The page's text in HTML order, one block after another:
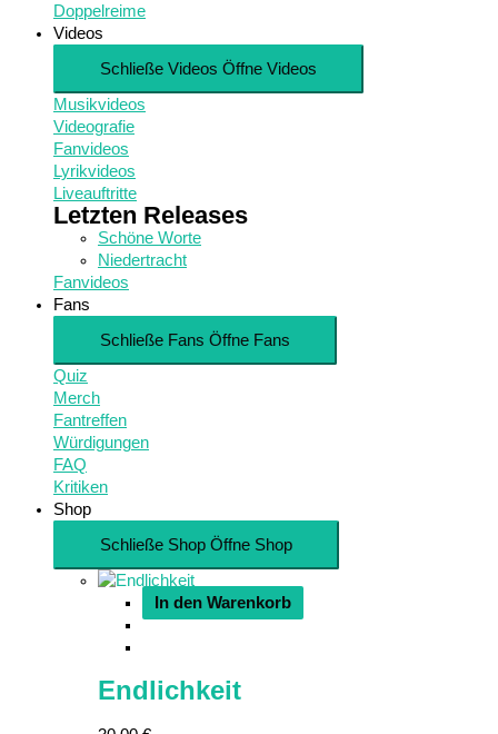
Doppelreime
Videos
Schließe Videos Öffne Videos
Musikvideos
Videografie
Fanvideos
Lyrikvideos
Liveauftritte
Letzten Releases
Schöne Worte
Niedertracht
Fanvideos
Fans
Schließe Fans Öffne Fans
Quiz
Merch
Fantreffen
Würdigungen
FAQ
Kritiken
Shop
Schließe Shop Öffne Shop
In den Warenkorb
Endlichkeit